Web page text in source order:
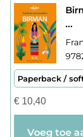
...
Paperback /
€10,40